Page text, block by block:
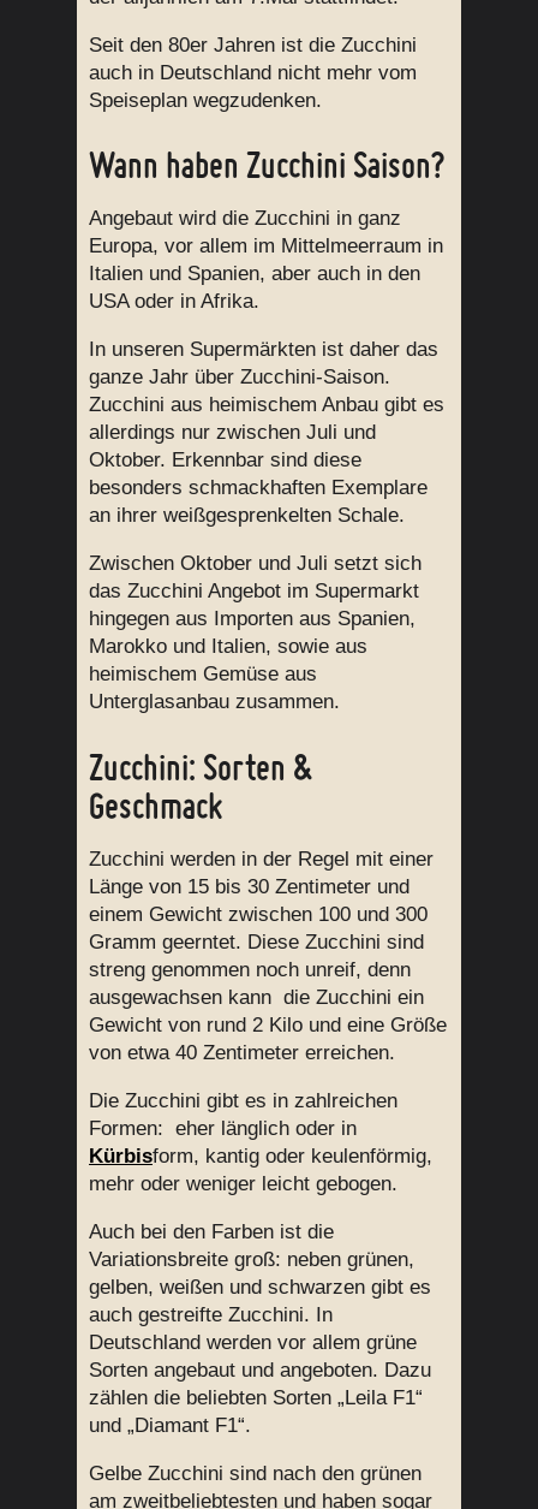
Seit den 80er Jahren ist die Zucchini
auch in Deutschland nicht mehr vom
Speiseplan wegzudenken.
Wann haben Zucchini Saison?
Angebaut wird die Zucchini in ganz
Europa, vor allem im Mittelmeerraum in
Italien und Spanien, aber auch in den
USA oder in Afrika.
In unseren Supermärkten ist daher das
ganze Jahr über Zucchini-Saison.
Zucchini aus heimischem Anbau gibt es
allerdings nur zwischen Juli und
Oktober. Erkennbar sind diese
besonders schmackhaften Exemplare
an ihrer weißgesprenkelten Schale.
Zwischen Oktober und Juli setzt sich
das Zucchini Angebot im Supermarkt
hingegen aus Importen aus Spanien,
Marokko und Italien, sowie aus
heimischem Gemüse aus
Unterglasanbau zusammen.
Zucchini: Sorten &
Geschmack
Zucchini werden in der Regel mit einer
Länge von 15 bis 30 Zentimeter und
einem Gewicht zwischen 100 und 300
Gramm geerntet. Diese Zucchini sind
streng genommen noch unreif, denn
ausgewachsen kann die Zucchini ein
Gewicht von rund 2 Kilo und eine Größe
von etwa 40 Zentimeter erreichen.
Die Zucchini gibt es in zahlreichen
Formen: eher länglich oder in
Kürbisform, kantig oder keulenförmig,
mehr oder weniger leicht gebogen.
Auch bei den Farben ist die
Variationsbreite groß: neben grünen,
gelben, weißen und schwarzen gibt es
auch gestreifte Zucchini. In
Deutschland werden vor allem grüne
Sorten angebaut und angeboten. Dazu
zählen die beliebten Sorten „Leila F1“
und „Diamant F1“.
Gelbe Zucchini sind nach den grünen
am zweitbeliebtesten und haben sogar